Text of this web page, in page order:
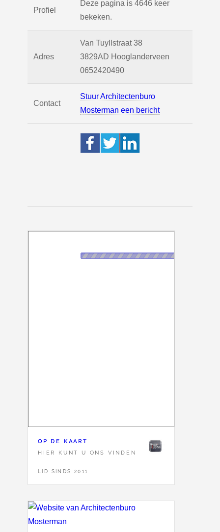
Profiel
Deze pagina is 4646 keer
bekeken.
Adres
Van Tuyllstraat 38
3829AD Hooglanderveen
0652420490
Contact
Stuur Architectenburo
Mosterman een bericht
OP DE KAART
HIER KUNT U ONS VINDEN
LID SINDS 2011